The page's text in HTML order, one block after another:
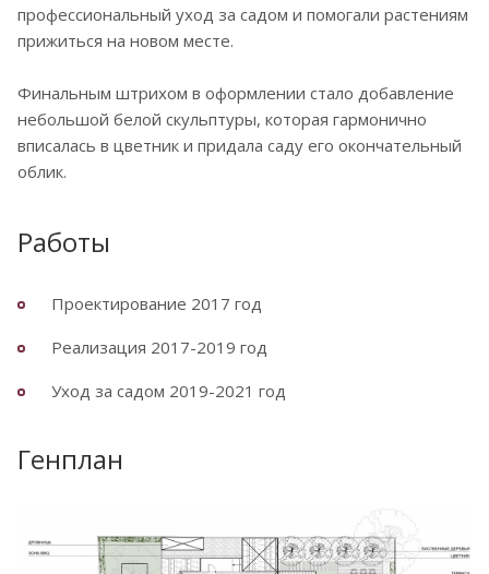
профессиональный уход за садом и помогали растениям
прижиться на новом месте.
Финальным штрихом в оформлении стало добавление
небольшой белой скульптуры, которая гармонично
вписалась в цветник и придала саду его окончательный
облик.
Работы
Проектирование 2017 год
Реализация 2017-2019 год
Уход за садом 2019-2021 год
Генплан